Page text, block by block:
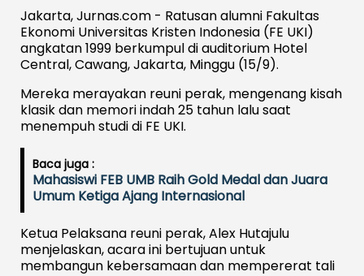
Jakarta, Jurnas.com - Ratusan alumni Fakultas
Ekonomi Universitas Kristen Indonesia (FE UKI)
angkatan 1999 berkumpul di auditorium Hotel
Central, Cawang, Jakarta, Minggu (15/9).
Mereka merayakan reuni perak, mengenang kisah
klasik dan memori indah 25 tahun lalu saat
menempuh studi di FE UKI.
Baca juga :
Mahasiswi FEB UMB Raih Gold Medal dan Juara
Umum Ketiga Ajang Internasional
Ketua Pelaksana reuni perak, Alex Hutajulu
menjelaskan, acara ini bertujuan untuk
membangun kebersamaan dan mempererat tali